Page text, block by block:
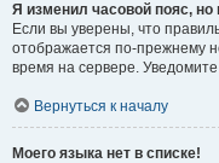
Я изменил часовой пояс,
Если вы уверены, что
отображается по-прежнему
время на сервере.
Вернуться к началу
Моего языка нет в списке!